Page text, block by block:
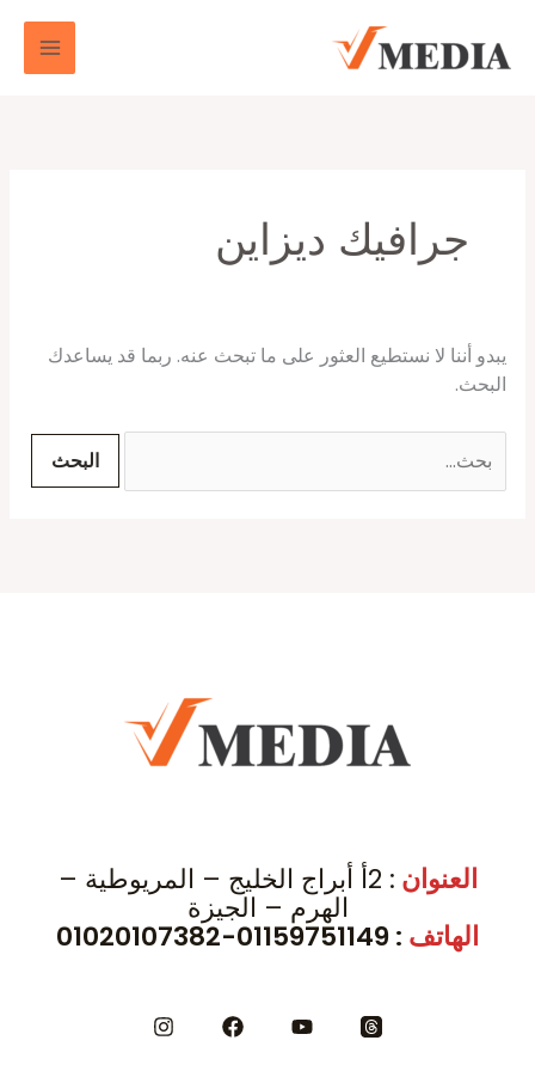
المحتوى
جرافيك ديزاين
يبدو أننا لا نستطيع العثور على ما تبحث عنه. ربما قد يساعدك
البحث.
عن:
العنوان : 2أ أبراج الخليج – المريوطية –
الهرم – الجيزة
الهاتف : 01159751149-01020107382